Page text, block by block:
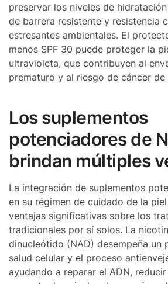
preservar los niveles de
de barrera resistente y resistencia
estresantes ambientales. El
menos SPF 30 puede proteger la
ultravioleta, que contribuyen al
prematuro y al riesgo de cáncer de
Los suplementos
potenciadores de
brindan múltiples
La integración de suplementos
en su régimen de cuidado de la
ventajas significativas sobre los
tradicionales por sí solos. La
dinucleótido (NAD) desempeña un
salud celular y el proceso
ayudando a reparar el ADN,